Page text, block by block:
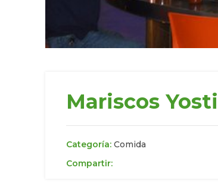
Mariscos Yosti
Categoría: Comida
Compartir: